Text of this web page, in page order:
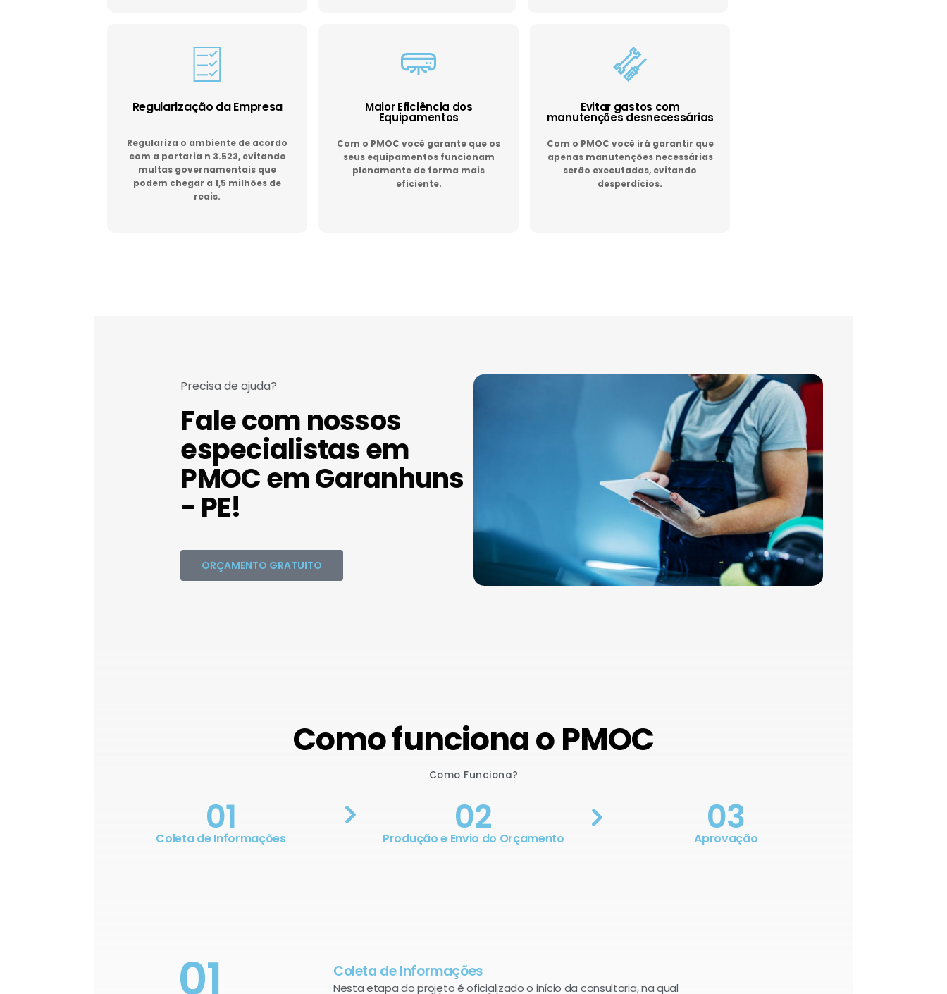
Regularização da Empresa
Regulariza o ambiente de acordo
com a portaria n 3.523, evitando
multas governamentais que
podem chegar a 1,5 milhões de
reais.
Maior Eficiência dos
Equipamentos
Com o PMOC você garante que os
seus equipamentos funcionam
plenamente de forma mais
eficiente.
Evitar gastos com
manutenções desnecessárias
Com o PMOC você irá garantir que
apenas manutenções necessárias
serão executadas, evitando
desperdícios.
Precisa de ajuda?
Fale com nossos
especialistas em
PMOC em Garanhuns
- PE!
ORÇAMENTO GRATUITO
Como funciona o PMOC
Como Funciona?
01
Coleta de Informações 02
Produção e Envio do Orçamento 03
Aprovação
01 Coleta de Informações
Nesta etapa do projeto é oficializado o início da consultoria, na qual